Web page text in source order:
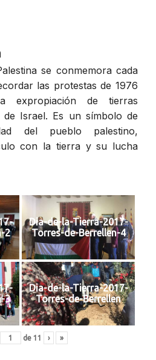
se conmemora cada
las protestas de 1976
expropiación de tierras
Israel. Es un símbolo de
del pueblo palestino,
con la tierra y su lucha
2
Dia-de-la-Tierra-2017-
Torres-de-Berrellen-4
3
Dia-de-la-Tierra-2017-
Torres-de-Berrellen
de 11 › »